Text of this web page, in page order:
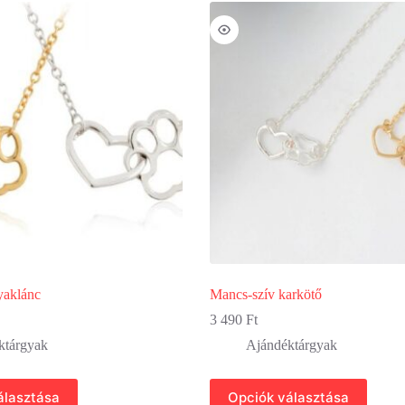
van.
A
Mancs-szív karkötő
3 490 Ft
Ajándéktárgyak
Opciók választása
Ennek